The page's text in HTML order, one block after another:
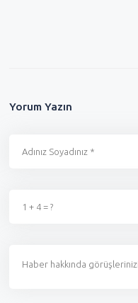
Yorum Yazın